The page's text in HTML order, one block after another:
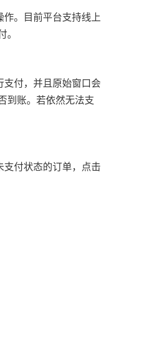
。目前平台支持线上
付，并且原始窗口会
到账。若依然无法支
付状态的订单，点击